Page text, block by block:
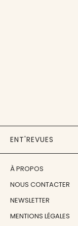
ENT'REVUES
À PROPOS
NOUS CONTACTER
NEWSLETTER
MENTIONS LÉGALES